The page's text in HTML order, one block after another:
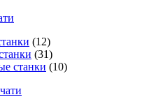
(12)
(31)
станки (10)